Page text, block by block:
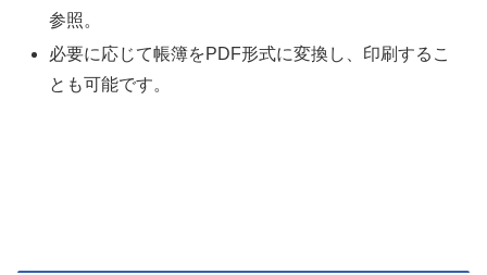
参照。
必要に応じて帳簿をPDF形式に変換し、印刷するこ
とも可能です。